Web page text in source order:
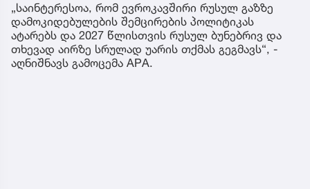
„საინტერესოა, რომ ევროკავშირი რუსულ გაზზე
დამოკიდებულების შემცირების პოლიტიკას
ატარებს და 2027 წლისთვის რუსულ ბუნებრივ და
თხევად აირზე სრულად უარის თქმას გეგმავს“, -
აღნიშნავს გამოცემა APA.